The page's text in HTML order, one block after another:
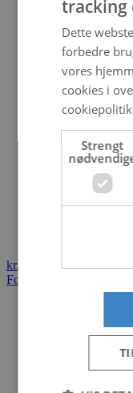
Udstyr
Brugte både
Brugte
Brugte dele
BUKH
Yanmar
Kontakt os
kr.
Kurv
Forside
tracking
Dette
forbedre
vores
cookies i
Strengt